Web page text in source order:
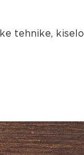
tehnike, kiselo